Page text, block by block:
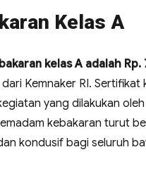
Kelas A
kelas A adalah
Kemnaker RI.
yang dilakukan
kebakaran turut
kondusif bagi seluruh